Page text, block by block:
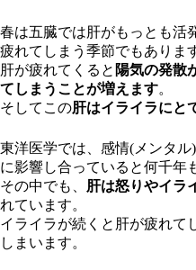
春は五臓では肝がもっとも活
疲れてしまう季節でもありま
肝が疲れてくると 陽気の発散
てしまうことが増えます。
そしてこの肝はイライラにと
東洋医学では、感情(メンタ
に影響し合っていると何千年
その中でも、 肝は怒りやイラ
れています。
イライラが続くと肝が疲れて
しまいます。